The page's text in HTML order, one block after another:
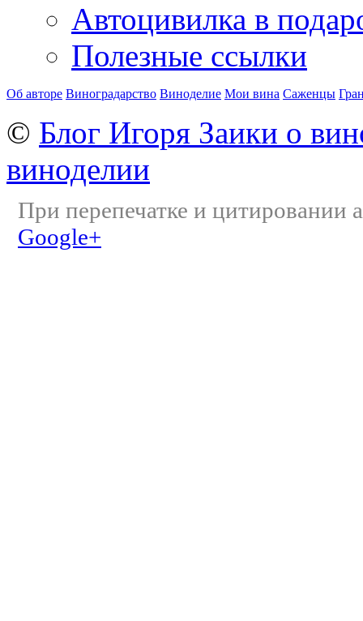
Автоцивилка в
Полезные ссылки
Об авторе Виноградарство Виноделие Мои вина Саженцы
© Блог Игоря Заики о
виноделии
При перепечатке и цитировании
Google+